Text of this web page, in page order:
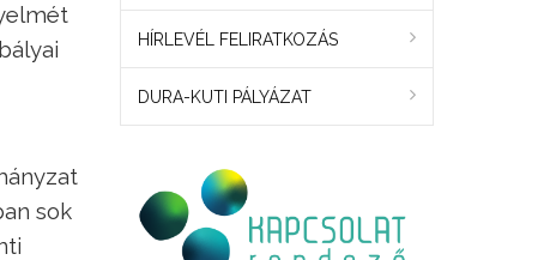
sok
HÍRLEVÉL FELIRATKOZÁS
DURA-KUTI PÁLYÁZAT